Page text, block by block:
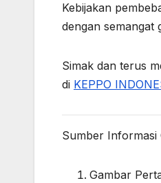
Kebijakan
dengan semangat
Simak dan terus
di KEPPO
Sumber Informasi
Gambar